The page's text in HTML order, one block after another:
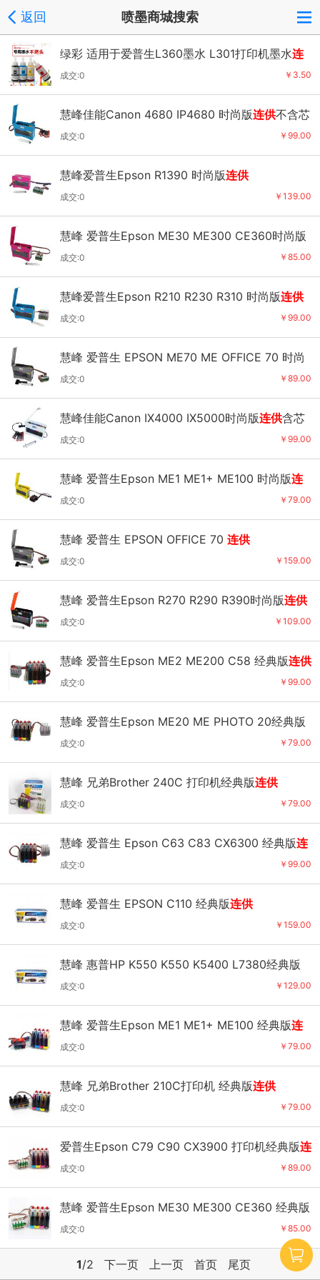
返回 喷墨商城搜索
绿彩 适用于爱普生L360墨水 L301打印机墨水连
供填充墨盒墨水70ML ￥3.50
成交:0
慧峰佳能Canon 4680 IP4680 时尚版连供不含芯
片
￥99.00
成交:0
慧峰爱普生Epson R1390 时尚版连供
￥139.00
成交:0
慧峰 爱普生Epson ME30 ME300 CE360时尚版
连供
￥85.00
成交:0
慧峰爱普生Epson R210 R230 R310 时尚版连供
￥99.00
成交:0
慧峰 爱普生 EPSON ME70 ME OFFICE 70 时尚
版连供 ￥89.00
成交:0
慧峰佳能Canon IX4000 IX5000时尚版连供含芯
片
￥99.00
成交:0
慧峰 爱普生Epson ME1 ME1+ ME100 时尚版连
供
￥79.00
成交:0
慧峰 爱普生 EPSON OFFICE 70 连供
￥159.00
成交:0
慧峰 爱普生Epson R270 R290 R390时尚版连供
￥109.00
成交:0
慧峰 爱普生Epson ME2 ME200 C58 经典版连供
￥99.00
成交:0
慧峰 爱普生Epson ME20 ME PHOTO 20经典版
连供
￥79.00
成交:0
慧峰 兄弟Brother 240C 打印机经典版连供
￥79.00
成交:0
慧峰 爱普生 Epson C63 C83 CX6300 经典版连
供
￥99.00
成交:0
慧峰 爱普生 EPSON C110 经典版连供
￥159.00
成交:0
慧峰 惠普HP K550 K550 K5400 L7380经典版
连供
￥129.00
成交:0
慧峰 爱普生Epson ME1 ME1+ ME100 经典版连
供
￥79.00
成交:0
慧峰 兄弟Brother 210C打印机 经典版连供
￥79.00
成交:0
爱普生Epson C79 C90 CX3900 打印机经典版连
供
￥89.00
成交:0
慧峰 爱普生Epson ME30 ME300 CE360 经典版
连供
￥85.00
成交:0
1/2 下一页 上一页 首页 尾页